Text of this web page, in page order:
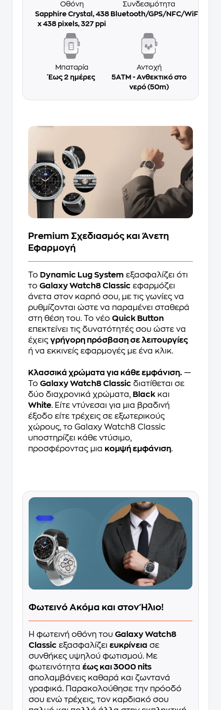
Οθόνη
Sapphire Crystal, 438
x 438 pixels, 327 ppi
Συνδεσιμότητα
Bluetooth/GPS/NFC/WiFi
Μπαταρία
Έως 2 ημέρες
Αντοχή
5ATM - Ανθεκτικό στο
νερό (50m)
Premium Σχεδιασμός και Άνετη
Εφαρμογή
Το Dynamic Lug System εξασφαλίζει ότι
το Galaxy Watch8 Classic εφαρμόζει
άνετα στον καρπό σου, με τις γωνίες να
ρυθμίζονται ώστε να παραμένει σταθερά
στη θέση του. Το νέο Quick Button
επεκτείνει τις δυνατότητές σου ώστε να
έχεις γρήγορη πρόσβαση σε λειτουργίες
ή να εκκινείς εφαρμογές με ένα κλικ.
Κλασσικά χρώματα για κάθε εμφάνιση. —
Το Galaxy Watch8 Classic διατίθεται σε
δύο διαχρονικά χρώματα, Black και
White. Είτε ντύνεσαι για μια βραδινή
έξοδο είτε τρέχεις σε εξωτερικούς
χώρους, το Galaxy Watch8 Classic
υποστηρίζει κάθε ντύσιμο,
προσφέροντας μια κομψή εμφάνιση.
Φωτεινό Ακόμα και στον Ήλιο!
Η φωτεινή οθόνη του Galaxy Watch8
Classic εξασφαλίζει ευκρίνεια σε
συνθήκες υψηλού φωτισμού. Με
φωτεινότητα έως και 3000 nits
απολαμβάνεις καθαρά και ζωντανά
γραφικά. Παρακολούθησε την πρόοδό
σου ενώ τρέχεις, τον καρδιακό σου